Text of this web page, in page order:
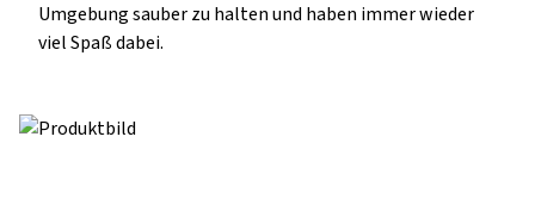
Umgebung sauber zu halten und haben immer wieder
viel Spaß dabei.